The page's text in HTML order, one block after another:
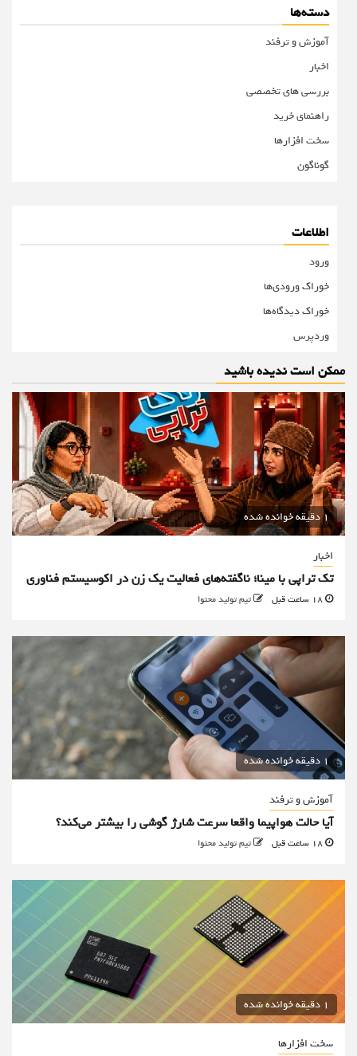
دسته‌ها
آموزش و ترفند
اخبار
بررسی های تخصصی
راهنمای خرید
سخت افزارها
گوناگون
اطلاعات
ورود
خوراک ورودی‌ها
خوراک دیدگاه‌ها
وردپرس
ممکن است ندیده باشید
1 دقیقه خوانده شده
اخبار
تک تراپی با مینا؛ ناگفته‌های فعالیت یک زن در اکوسیستم فناوری
تیم تولید محتوا
1 دقیقه خوانده شده
آموزش و ترفند
آیا حالت هواپیما واقعا سرعت شارژ گوشی را بیشتر می‌کند؟
تیم تولید محتوا
1 دقیقه خوانده شده
سخت افزارها